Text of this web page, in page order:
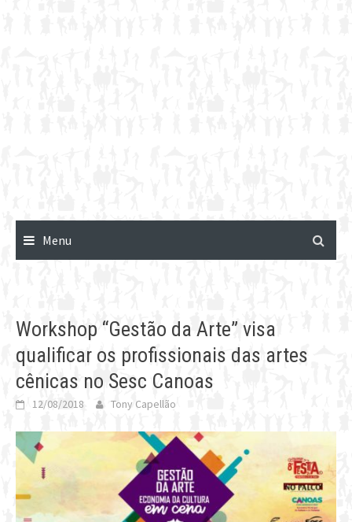
Menu
Workshop “Gestão da Arte” visa
qualificar os profissionais das artes
cênicas no Sesc Canoas
12/08/2018 Tony Capellão